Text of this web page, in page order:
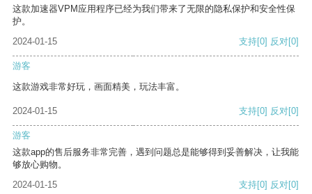
这款加速器VPM应用程序已经为我们带来了无限的隐私保护和安全性保
护。
2024-01-15
支持[0] 反对[0]
游客
这款游戏非常好玩，画面精美，玩法丰富。
2024-01-15 支持[0] 反对[0]
游客
这款app的售后服务非常完善，遇到问题总是能够得到妥善解决，让我能
够放心购物。
2024-01-15
支持[0] 反对[0]